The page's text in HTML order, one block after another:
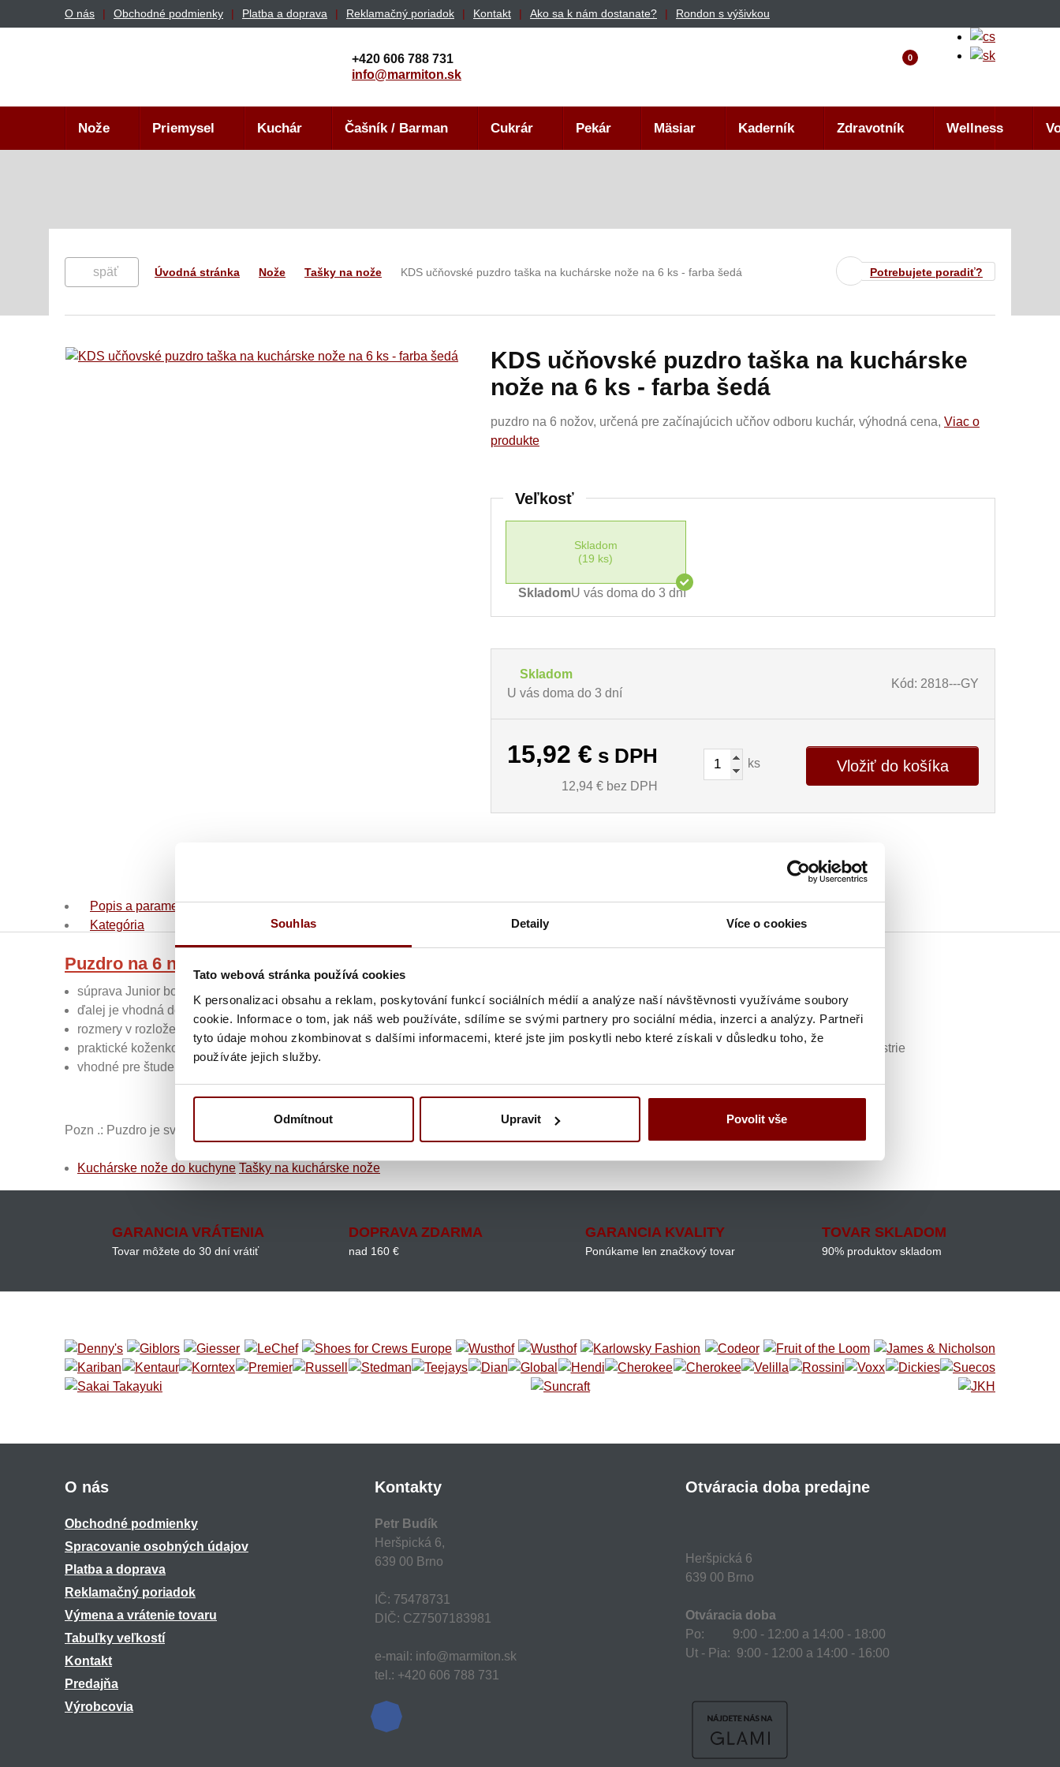
Souhlas Detaily Více o cookies
Tato webová stránka používá cookies
K personalizaci obsahu a reklam, poskytování funkcí sociálních médií a analýze naší návštěvnosti využíváme soubory
cookie. Informace o tom, jak náš web používáte, sdílíme se svými partnery pro sociální média, inzerci a analýzy. Partneři
tyto údaje mohou zkombinovat s dalšími informacemi, které jste jim poskytli nebo které získali v důsledku toho, že
používáte jejich služby.
Odmítnout Upravit Povolit vše
O nás Obchodné podmienky Platba a doprava Reklamačný poriadok Kontakt Ako sa k nám dostanate? Rondon s výšivkou
+420 606 788 731
info@marmiton.sk
0
Nože Priemysel Kuchár Čašník / Barman Cukrár Pekár Mäsiar Kaderník Zdravotník Wellness
Potrebujete poradiť?
späť Úvodná stránka Nože Tašky na nože KDS učňovské puzdro taška na kuchárske nože na 6 ks - farba šedá
KDS učňovské puzdro taška na kuchárske
nože na 6 ks - farba šedá
puzdro na 6 nožov, určená pre začínajúcich učňov odboru kuchár, výhodná cena, Viac o
produkte
Veľkosť
Skladom
(19 ks)
SkladomU vás doma do 3 dní
Skladom
U vás doma do 3 dní
Kód: 2818---GY
15,92 € s DPH
12,94 € bez DPH
ks Vložiť do košíka
Popis a parametre
Kategória
Puzdro na 6 nožov JUNIOR
súprava Junior bola zostavená na základe požiadaviek škôl a je určená pre začínajúcich učňov odboru kuchár
ďalej je vhodná do malých stravovacích zariadení a jedální
rozmery v rozloženom stave: 305 x 325 mm
praktické koženkové zavinovacie puzdro na nože a ďalšie náčinie, ktoré umožňuje jednoduché a bezpečné prenášanie, ale aj vhodnú ochranu ostrie
vhodné pre študentov, ktorí už majú svoje obľúbené náčinie alebo ktorí si chcú vytvoriť súpravu podľa vlastného výberu
Pozn .: Puzdro je svojimi rozmermi určené predovšetkým pre kuchynské nože.
Kuchárske nože do kuchyne Tašky na kuchárske nože
GARANCIA VRÁTENIA
Tovar môžete do 30 dní vrátiť
DOPRAVA ZDARMA
nad 160 €
GARANCIA KVALITY
Ponúkame len značkový tovar
TOVAR SKLADOM
90% produktov skladom
O nás
Obchodné podmienky
Spracovanie osobných údajov
Platba a doprava
Reklamačný poriadok
Výmena a vrátenie tovaru
Tabuľky veľkostí
Kontakt
Predajňa
Výrobcovia
Kontakty
Petr Budík
Heršpická 6,
639 00 Brno
IČ: 75478731
DIČ: CZ7507183981
e-mail: info@marmiton.sk
tel.: +420 606 788 731
Otváracia doba predajne
Heršpická 6
639 00 Brno
Otváracia doba
Po: 9:00 - 12:00 a 14:00 - 18:00
Ut - Pia: 9:00 - 12:00 a 14:00 - 16:00